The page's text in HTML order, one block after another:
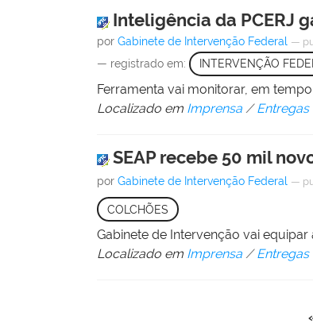
Inteligência da PCERJ
por Gabinete de Intervenção Federal —
— registrado em: INTERVENÇÃO
Ferramenta vai monitorar, em
Localizado em Imprensa /Entregas
SEAP recebe 50 mil
por Gabinete de Intervenção Federal —
COLCHÕES
Gabinete de Intervenção vai
Localizado em Imprensa /Entregas